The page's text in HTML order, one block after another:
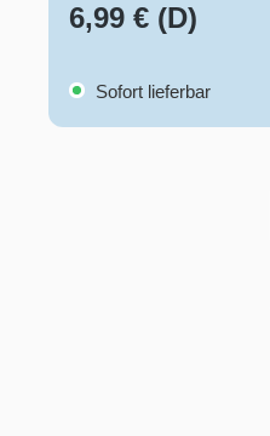
6,99 € (D)
Sofort lieferbar